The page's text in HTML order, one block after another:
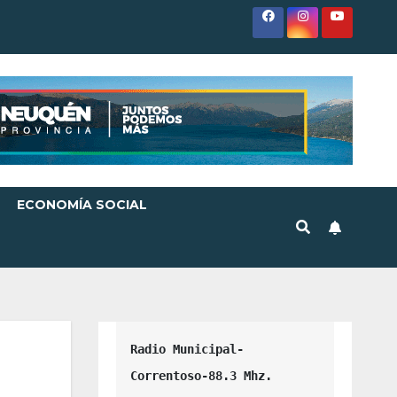
ECONOMÍA SOCIAL
Radio Municipal-
Correntoso-88.3 Mhz.